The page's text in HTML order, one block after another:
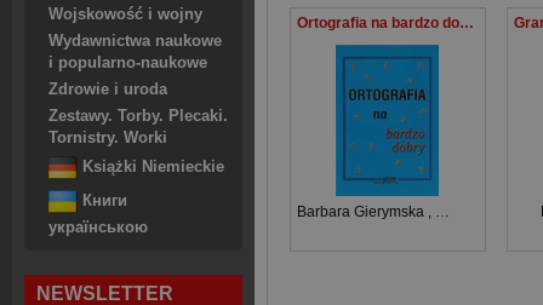
Wojskowość i wojny
Wydawnictwa naukowe
i popularno-naukowe
Zdrowie i uroda
Zestawy. Torby. Plecaki.
Tornistry. Worki
Książki Niemieckie
Книги
українською
NEWSLETTER
Ortografia na bardzo dobry
Barbara Gierymska Krzysztof